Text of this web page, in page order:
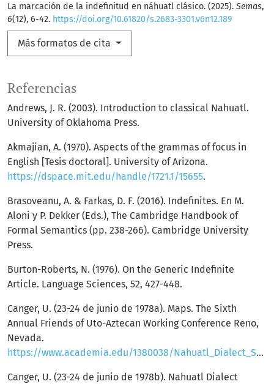
La marcación de la indefinitud en náhuatl clásico. (2025). Semas,
6(12), 6-42. https://doi.org/10.61820/s.2683-3301.v6n12.189
Más formatos de cita
Referencias
Andrews, J. R. (2003). Introduction to classical Nahuatl.
University of Oklahoma Press.
Akmajian, A. (1970). Aspects of the grammas of focus in
English [Tesis doctoral]. University of Arizona.
https://dspace.mit.edu/handle/1721.1/15655.
Brasoveanu, A. & Farkas, D. F. (2016). Indefinites. En M.
Aloni y P. Dekker (Eds.), The Cambridge Handbook of
Formal Semantics (pp. 238-266). Cambridge University
Press.
Burton-Roberts, N. (1976). On the Generic Indefinite
Article. Language Sciences, 52, 427-448.
Canger, U. (23-24 de junio de 1978a). Maps. The Sixth
Annual Friends of Uto-Aztecan Working Conference Reno,
Nevada.
https://www.academia.edu/1380038/Nahuatl_Dialect_Subgroupings_maps
Canger, U. (23-24 de junio de 1978b). Nahuatl Dialect